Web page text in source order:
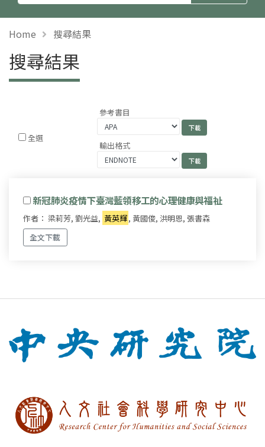
Home 搜尋結果
搜尋結果
全選
參考書目
輸出格式
新冠肺炎疫情下臺灣藍領移工的心理健康與福祉
作者： 梁莉芳, 劉光益, 黃英輝, 黃國俊, 洪明恩, 張書森
全文下載